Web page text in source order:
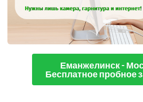
Еманжелинск -
Бесплатное пробное